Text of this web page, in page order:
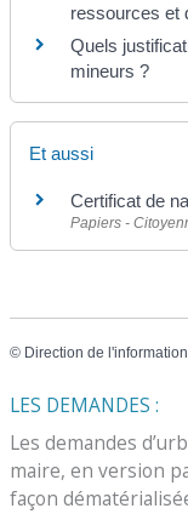
ressources et
Quels
mineurs ?
Et aussi
Certificat de
Papiers -
© Direction de
LES DEMANDES :
Les demandes
maire, en version
façon